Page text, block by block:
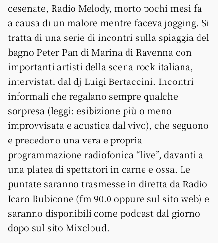
cesenate, Radio Melody, morto pochi mesi fa
a causa di un malore mentre faceva jogging. Si
tratta di una serie di incontri sulla spiaggia del
bagno Peter Pan di Marina di Ravenna con
importanti artisti della scena rock italiana,
intervistati dal dj Luigi Bertaccini. Incontri
informali che regalano sempre qualche
sorpresa (leggi: esibizione più o meno
improvvisata e acustica dal vivo), che seguono
e precedono una vera e propria
programmazione radiofonica “live”, davanti a
una platea di spettatori in carne e ossa. Le
puntate saranno trasmesse in diretta da Radio
Icaro Rubicone (fm 90.0 oppure sul sito web) e
saranno disponibili come podcast dal giorno
dopo sul sito Mixcloud.